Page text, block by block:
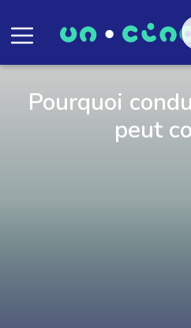
Pourquoi
peut